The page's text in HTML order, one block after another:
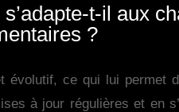
t-il aux
?
ce qui lui permet
à jour régulières et en